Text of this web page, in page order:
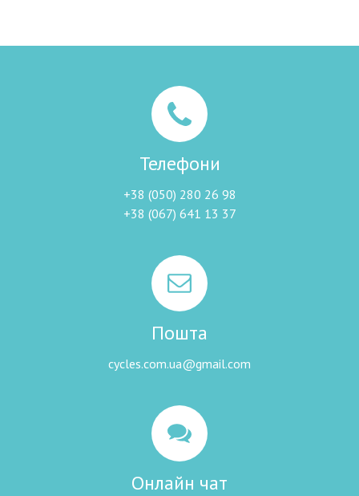
Телефони
+38 (050) 280 26 98
+38 (067) 641 13 37
Пошта
cycles.com.ua@gmail.com
Онлайн чат